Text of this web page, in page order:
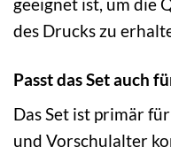
des Drucks zu
Passt das Set auch
Das Set ist primär
und Vorschulalter